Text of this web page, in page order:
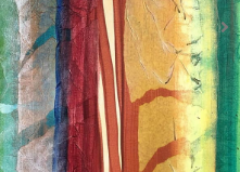
Bildausschnitt 1
Bildausschnitt 2
Bildausschnitt 3
Bildausschnitt 4